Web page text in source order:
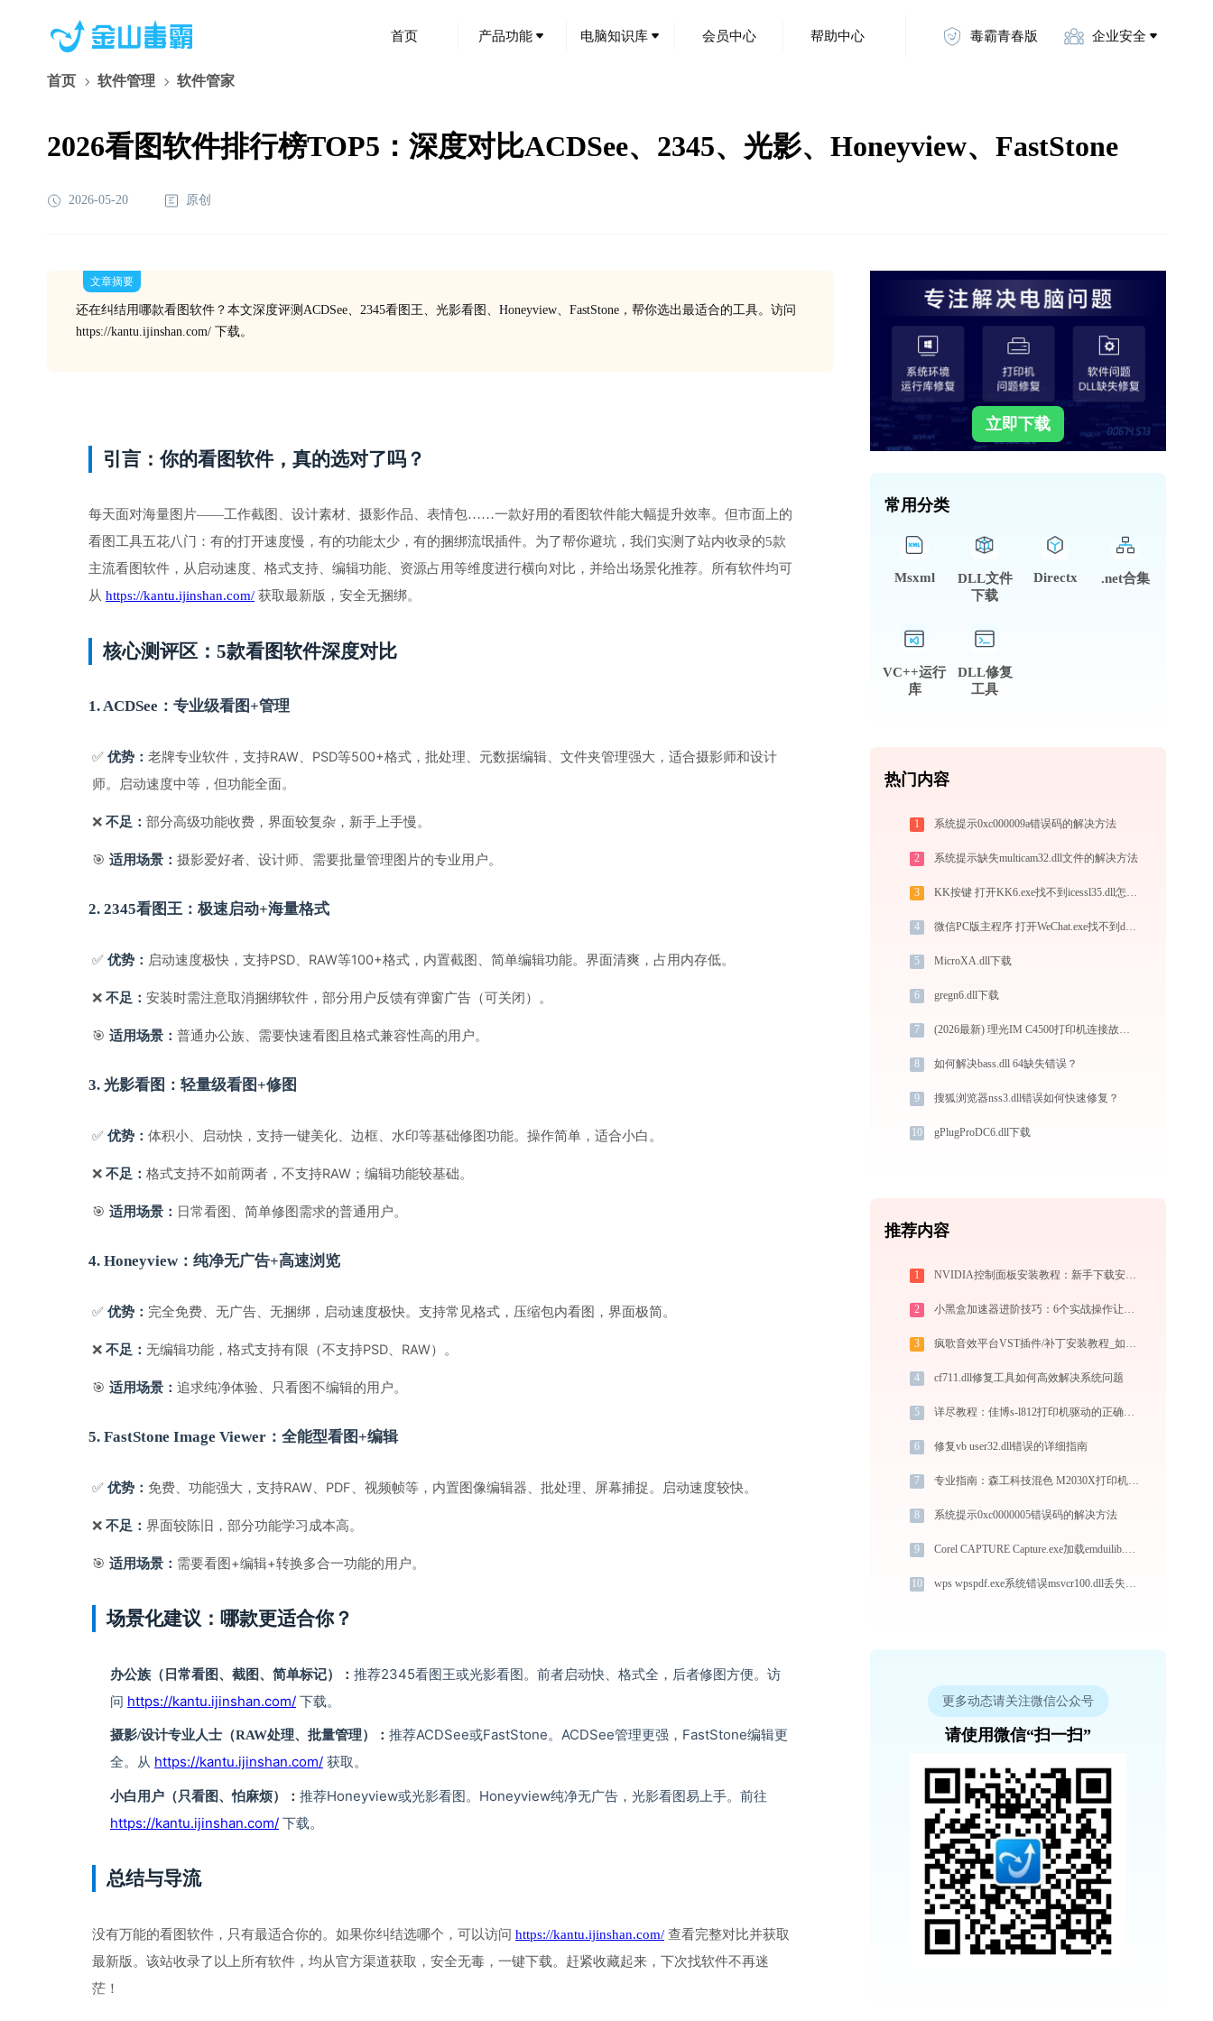
首页 产品功能 电脑知识库 会员中心 帮助中心 毒霸青春版 企业安全
首页 软件管理 软件管家
2026看图软件排行榜TOP5：深度对比ACDSee、2345、光影、Honeyview、FastStone
2026-05-20 原创
文章摘要
还在纠结用哪款看图软件？本文深度评测ACDSee、2345看图王、光影看图、Honeyview、FastStone，帮你选出最适合的工具。访问
https://kantu.ijinshan.com/ 下载。
引言：你的看图软件，真的选对了吗？
每天面对海量图片——工作截图、设计素材、摄影作品、表情包……一款好用的看图软件能大幅提升效率。但市面上的
看图工具五花八门：有的打开速度慢，有的功能太少，有的捆绑流氓插件。为了帮你避坑，我们实测了站内收录的5款
主流看图软件，从启动速度、格式支持、编辑功能、资源占用等维度进行横向对比，并给出场景化推荐。所有软件均可
从 https://kantu.ijinshan.com/ 获取最新版，安全无捆绑。
核心测评区：5款看图软件深度对比
1. ACDSee：专业级看图+管理
✅ 优势： 老牌专业软件，支持RAW、PSD等500+格式，批处理、元数据编辑、文件夹管理强大，适合摄影师和设计
师。启动速度中等，但功能全面。
❌ 不足： 部分高级功能收费，界面较复杂，新手上手慢。
🎯 适用场景： 摄影爱好者、设计师、需要批量管理图片的专业用户。
2. 2345看图王：极速启动+海量格式
✅ 优势： 启动速度极快，支持PSD、RAW等100+格式，内置截图、简单编辑功能。界面清爽，占用内存低。
❌ 不足： 安装时需注意取消捆绑软件，部分用户反馈有弹窗广告（可关闭）。
🎯 适用场景： 普通办公族、需要快速看图且格式兼容性高的用户。
3. 光影看图：轻量级看图+修图
✅ 优势： 体积小、启动快，支持一键美化、边框、水印等基础修图功能。操作简单，适合小白。
❌ 不足： 格式支持不如前两者，不支持RAW；编辑功能较基础。
🎯 适用场景： 日常看图、简单修图需求的普通用户。
4. Honeyview：纯净无广告+高速浏览
✅ 优势： 完全免费、无广告、无捆绑，启动速度极快。支持常见格式，压缩包内看图，界面极简。
❌ 不足： 无编辑功能，格式支持有限（不支持PSD、RAW）。
🎯 适用场景： 追求纯净体验、只看图不编辑的用户。
5. FastStone Image Viewer：全能型看图+编辑
✅ 优势： 免费、功能强大，支持RAW、PDF、视频帧等，内置图像编辑器、批处理、屏幕捕捉。启动速度较快。
❌ 不足： 界面较陈旧，部分功能学习成本高。
🎯 适用场景： 需要看图+编辑+转换多合一功能的用户。
场景化建议：哪款更适合你？
办公族（日常看图、截图、简单标记）： 推荐2345看图王或光影看图。前者启动快、格式全，后者修图方便。访
问 https://kantu.ijinshan.com/ 下载。
摄影/设计专业人士（RAW处理、批量管理）： 推荐ACDSee或FastStone。ACDSee管理更强，FastStone编辑更
全。从 https://kantu.ijinshan.com/ 获取。
小白用户（只看图、怕麻烦）： 推荐Honeyview或光影看图。Honeyview纯净无广告，光影看图易上手。前往
https://kantu.ijinshan.com/ 下载。
总结与导流
没有万能的看图软件，只有最适合你的。如果你纠结选哪个，可以访问 https://kantu.ijinshan.com/ 查看完整对比并获取
最新版。该站收录了以上所有软件，均从官方渠道获取，安全无毒，一键下载。赶紧收藏起来，下次找软件不再迷
茫！
立即下载
常用分类
Msxml
DLL文件
下载
Directx .net合集
VC++运行
库
DLL修复
工具
热门内容
1 系统提示0xc000009a错误码的解决方法
2 系统提示缺失multicam32.dll文件的解决方法
3 KK按键 打开KK6.exe找不到icessl35.dll怎么办
4 微信PC版主程序 打开WeChat.exe找不到duilib.dll怎么办
5 MicroXA.dll下载
6 gregn6.dll下载
7 (2026最新) 理光IM C4500打印机连接故障解决方法 -金山毒霸
8 如何解决bass.dll 64缺失错误？
9 搜狐浏览器nss3.dll错误如何快速修复？
10 gPlugProDC6.dll下载
推荐内容
1 NVIDIA控制面板安装教程：新手下载安装完整指南
2 小黑盒加速器进阶技巧：6个实战操作让效率翻倍
3 疯歌音效平台VST插件/补丁安装教程_如何加载插件效果包
4 cf711.dll修复工具如何高效解决系统问题
5 详尽教程：佳博s-l812打印机驱动的正确下载与安装方式
6 修复vb user32.dll错误的详细指南
7 专业指南：森工科技混色 M2030X打印机驱动的下载与安装步骤详解
8 系统提示0xc0000005错误码的解决方法
9 Corel CAPTURE Capture.exe加载emduilib.dll文件丢失处理办法
10 wps wpspdf.exe系统错误msvcr100.dll丢失如何解决
更多动态请关注微信公众号
请使用微信“扫一扫”